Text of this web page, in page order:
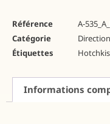
Référence
A-
Catégorie
Direction
Étiquettes
Informations